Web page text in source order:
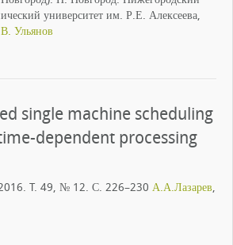
университет им. Р.Е. Алексеева,
Ульянов
single machine scheduling
dependent processing
T. 49, № 12. С. 226–230 А.А.Лазарев,